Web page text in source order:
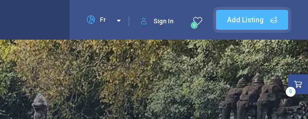
Add Listing
0
Sign In
Fr
0